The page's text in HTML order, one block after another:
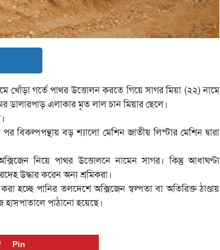
খোঁড়া গর্তে পাথর উত্তোলন করতে গিয়ে সাগর মিয়া (২২) নামে
ডালারপাড় এলাকার মৃত লাল চান মিয়ার ছেলে।
বিকল্পপন্থায় বড় শ্যালো মেশিন জাতীয় লিস্টার মেশিন দ্বারা
নিয়ে পাথর উত্তোলনে নামেন সাগর। কিন্তু আধাঘণ্টা
উদ্ধার করেন অন্য শ্রমিকরা।
হচ্ছে পানির তলদেশে অক্সিজেন স্বল্পতা বা অতিরিক্ত ঠাণ্ডায়
পাঠানো হয়েছে।
Pin